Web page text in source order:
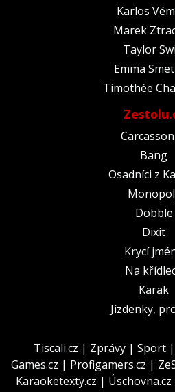
Karlos
Marek
Taylor
Emma
Timothée
Bang
Osadníci z
Dobble
Dixit
Krycí
Na
Karak
Jízdenky,
Tiscali.cz | Zprávy | Sport |
Games.cz | Profigamers.cz |
Karaoketexty.cz | Úschovna.cz